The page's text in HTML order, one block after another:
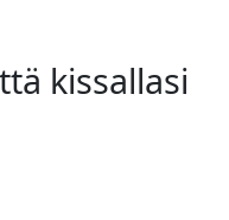
kissallasi